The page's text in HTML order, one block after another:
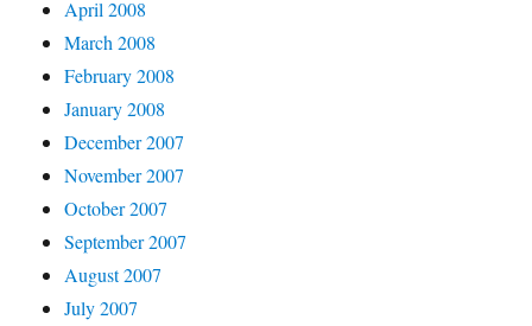
April 2008
March 2008
February 2008
January 2008
December 2007
November 2007
October 2007
September 2007
August 2007
July 2007